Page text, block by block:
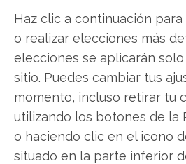
Haz clic a continuación
o realizar elecciones más
elecciones se aplicarán
sitio. Puedes cambiar tus
momento, incluso retirar tu
utilizando los botones de la
o haciendo clic en el icono
situado en la parte inferior
Miguel Ángel
Periodista de tecnología